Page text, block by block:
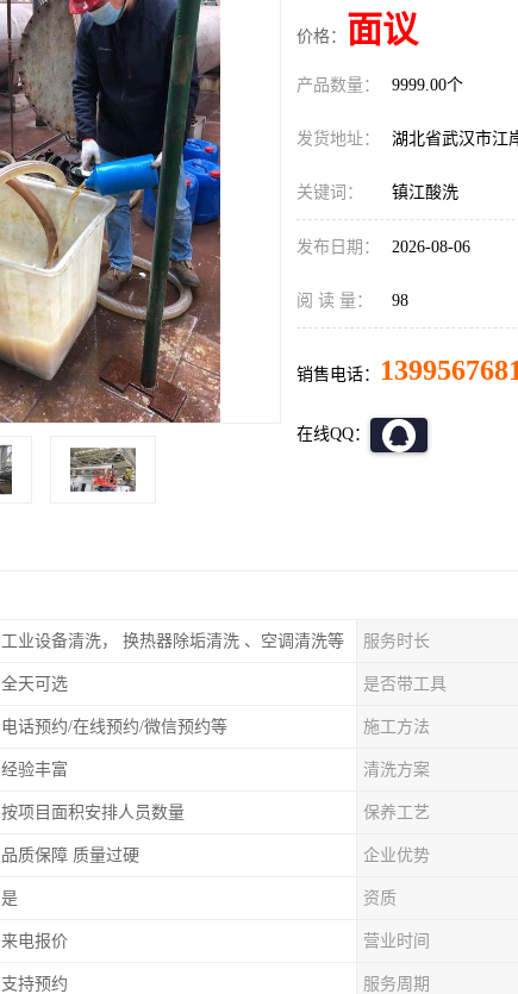
价格： 面议
产品数量： 9999.00个
发货地址： 湖北省武汉市江
关键词： 镇江酸洗
发布日期： 2026-08-06
阅 读 量： 98
销售电话：
在线QQ：
工业设备清洗， 换热器除垢清洗 、空调清洗等 服务时长
全天可选 是否带工具
电话预约/在线预约/微信预约等 施工方法
经验丰富 清洗方案
按项目面积安排人员数量 保养工艺
品质保障 质量过硬 企业优势
是 资质
来电报价 营业时间
支持预约 服务周期